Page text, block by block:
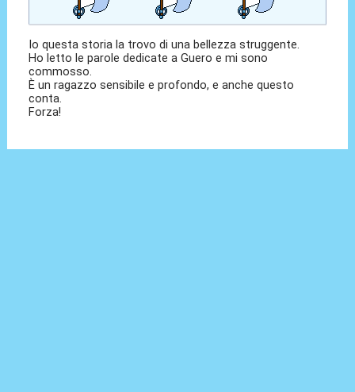
Io questa storia la trovo di una bellezza struggente.
Ho letto le parole dedicate a Guero e mi sono
commosso.
È un ragazzo sensibile e profondo, e anche questo
conta.
Forza!